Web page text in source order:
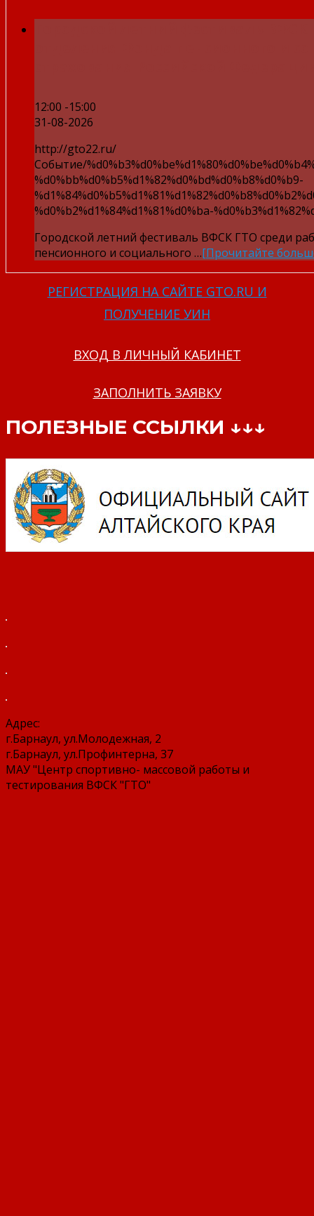
12:00 -15:00
31-08-2026
http://gto22.ru/
Событие/
%d0%bb%d0%b5%d1%82%d0%bd%d0%b8%d0%b9-
%d0%b2%d1%84%d1%81%d0%ba-
Городской летний фестиваль ВФСК ГТО среди
пенсионного и социального …[Прочитайте
РЕГИСТРАЦИЯ НА САЙТЕ GTO.RU И
ПОЛУЧЕНИЕ УИН
ВХОД В ЛИЧНЫЙ КАБИНЕТ
ЗАПОЛНИТЬ ЗАЯВКУ
ПОЛЕЗНЫЕ ССЫЛКИ ↓↓↓
Адрес:
г.Барнаул, ул.Молодежная, 2
г.Барнаул, ул.Профинтерна, 37
МАУ "Центр спортивно- массовой работы и
тестирования ВФСК "ГТО"